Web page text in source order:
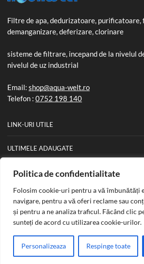
Politica de confidentialitate
Folosim cookie-uri pentru a vă îmbunătăți
navigare, pentru a vă oferi reclame sau
și pentru a ne analiza traficul. Făcând clic
sunteți de acord cu utilizarea cookie-urilor.
Personalizeaza Respinge toate
Filtre de apa, dedurizatoare, purificatoare,
demanganizare, deferizare, clorinare
sisteme de filtrare, incepand de la nivelul
nivelul de uz industrial
Email: shop@aqua-welt.ro
Telefon : 0752 198 140
LINK-URI UTILE
ULTIMELE ADAUGATE
INFORMATII
Copyright © 2025Aqua Welt.
Acasa Produse Lista de